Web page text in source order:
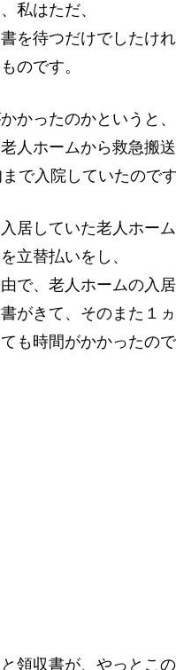
私はただ、
を待つだけでしたけれ
のです。
かったのかというと、
人ホームから救急搬
で入院していたのです
居していた老人ホーム
立替払いをし、
で、老人ホームの入
がきて、そのまた１
も時間がかかったので
領収書が、やっとこ